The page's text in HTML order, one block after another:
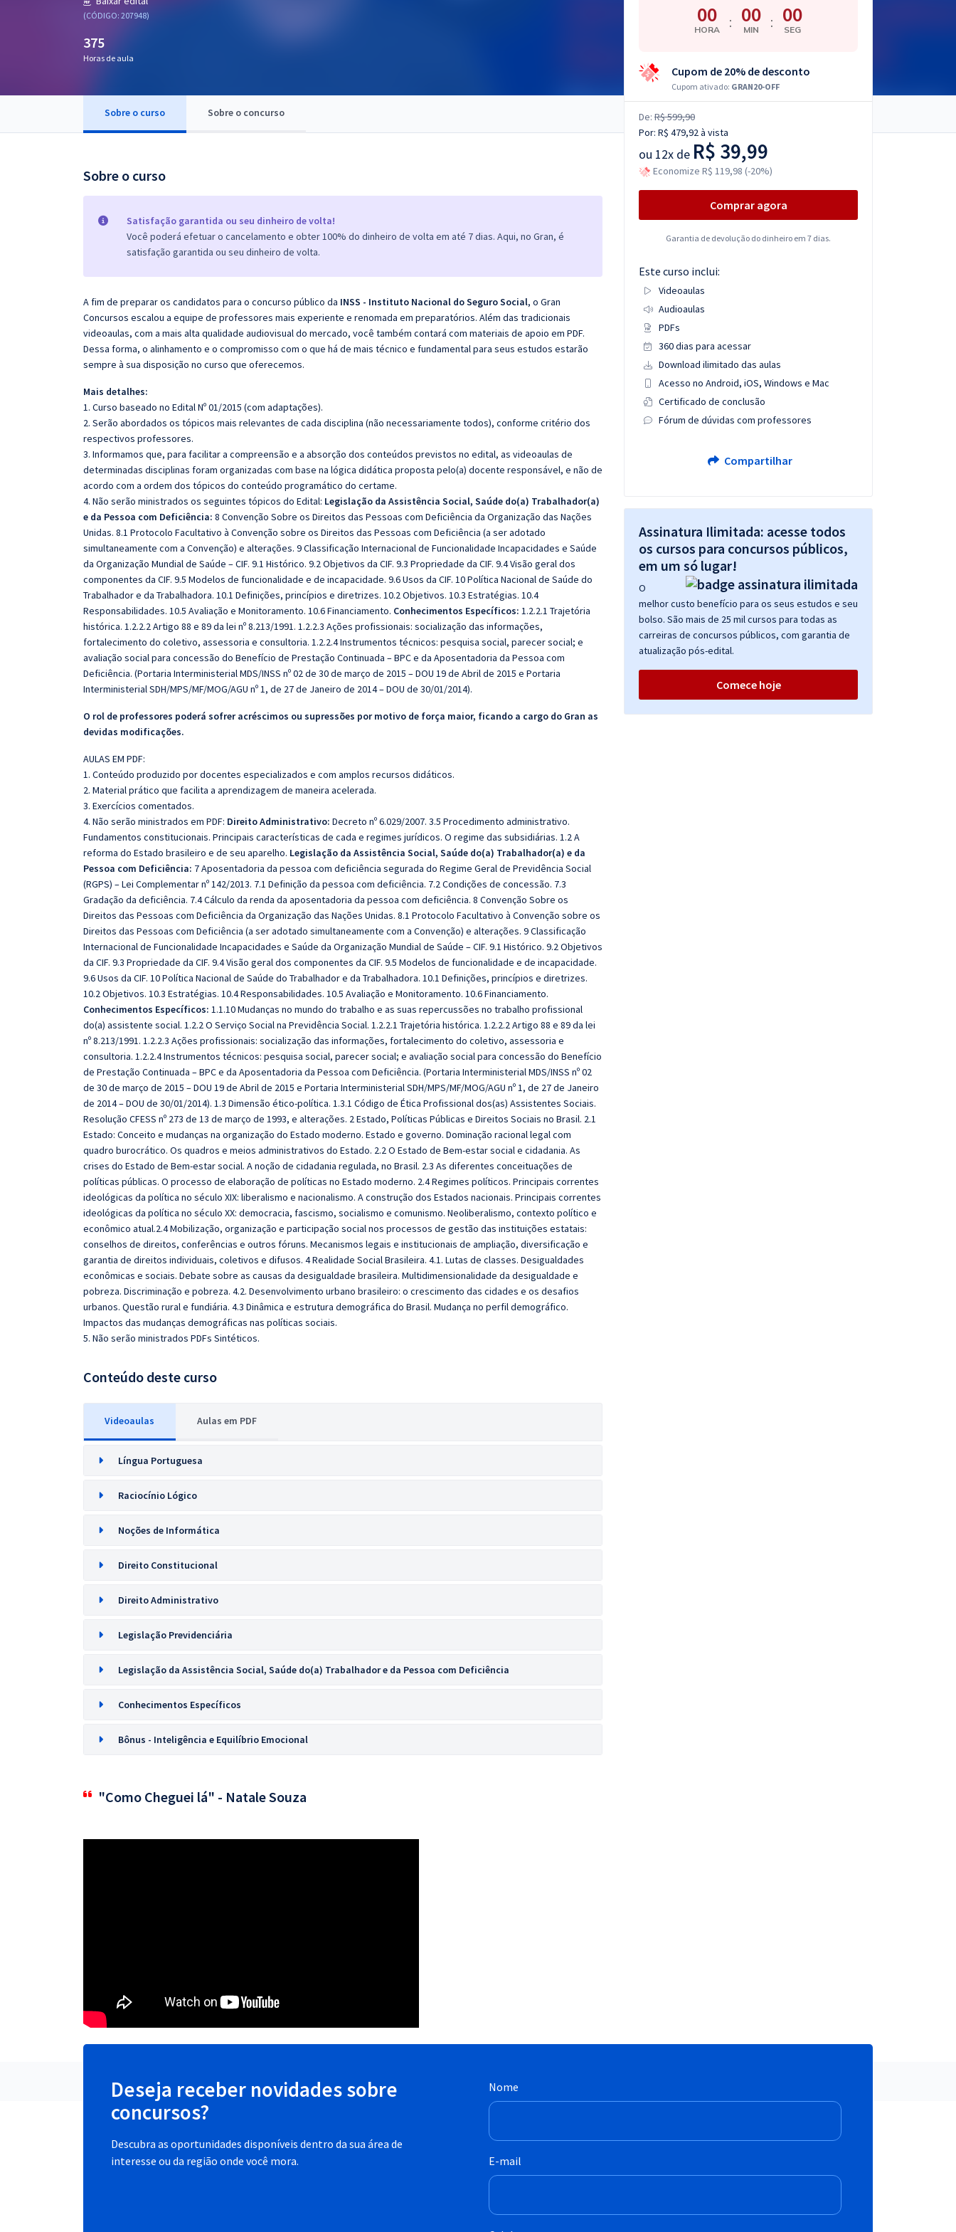
Conteúdo gratuito
(CÓDIGO: 207948)
375
Horas de aula
Sobre o curso Sobre o concurso
Sobre o curso
Satisfação garantida ou seu dinheiro de volta!
Você poderá efetuar o cancelamento e obter 100% do dinheiro de volta em até 7 dias. Aqui, no Gran, é
satisfação garantida ou seu dinheiro de volta.
A fim de preparar os candidatos para o concurso público da INSS - Instituto Nacional do Seguro Social, o Gran
Concursos escalou a equipe de professores mais experiente e renomada em preparatórios. Além das tradicionais
videoaulas, com a mais alta qualidade audiovisual do mercado, você também contará com materiais de apoio em PDF.
Dessa forma, o alinhamento e o compromisso com o que há de mais técnico e fundamental para seus estudos estarão
sempre à sua disposição no curso que oferecemos.
Mais detalhes:
1. Curso baseado no Edital Nº 01/2015 (com adaptações).
2. Serão abordados os tópicos mais relevantes de cada disciplina (não necessariamente todos), conforme critério dos
respectivos professores.
3. Informamos que, para facilitar a compreensão e a absorção dos conteúdos previstos no edital, as videoaulas de
determinadas disciplinas foram organizadas com base na lógica didática proposta pelo(a) docente responsável, e não de
acordo com a ordem dos tópicos do conteúdo programático do certame.
4. Não serão ministrados os seguintes tópicos do Edital: Legislação da Assistência Social, Saúde do(a) Trabalhador(a)
e da Pessoa com Deficiência: 8 Convenção Sobre os Direitos das Pessoas com Deficiência da Organização das Nações
Unidas. 8.1 Protocolo Facultativo à Convenção sobre os Direitos das Pessoas com Deficiência (a ser adotado
simultaneamente com a Convenção) e alterações. 9 Classificação Internacional de Funcionalidade Incapacidades e Saúde
da Organização Mundial de Saúde – CIF. 9.1 Histórico. 9.2 Objetivos da CIF. 9.3 Propriedade da CIF. 9.4 Visão geral dos
componentes da CIF. 9.5 Modelos de funcionalidade e de incapacidade. 9.6 Usos da CIF. 10 Política Nacional de Saúde do
Trabalhador e da Trabalhadora. 10.1 Definições, princípios e diretrizes. 10.2 Objetivos. 10.3 Estratégias. 10.4
Responsabilidades. 10.5 Avaliação e Monitoramento. 10.6 Financiamento. Conhecimentos Específicos: 1.2.2.1 Trajetória
histórica. 1.2.2.2 Artigo 88 e 89 da lei nº 8.213/1991. 1.2.2.3 Ações profissionais: socialização das informações,
fortalecimento do coletivo, assessoria e consultoria. 1.2.2.4 Instrumentos técnicos: pesquisa social, parecer social; e
avaliação social para concessão do Benefício de Prestação Continuada – BPC e da Aposentadoria da Pessoa com
Deficiência. (Portaria Interministerial MDS/INSS nº 02 de 30 de março de 2015 – DOU 19 de Abril de 2015 e Portaria
Interministerial SDH/MPS/MF/MOG/AGU nº 1, de 27 de Janeiro de 2014 – DOU de 30/01/2014).
O rol de professores poderá sofrer acréscimos ou supressões por motivo de força maior, ficando a cargo do Gran as
devidas modificações.
AULAS EM PDF:
1. Conteúdo produzido por docentes especializados e com amplos recursos didáticos.
2. Material prático que facilita a aprendizagem de maneira acelerada.
3. Exercícios comentados.
4. Não serão ministrados em PDF: Direito Administrativo: Decreto nº 6.029/2007. 3.5 Procedimento administrativo.
Fundamentos constitucionais. Principais características de cada e regimes jurídicos. O regime das subsidiárias. 1.2 A
reforma do Estado brasileiro e de seu aparelho. Legislação da Assistência Social, Saúde do(a) Trabalhador(a) e da
Pessoa com Deficiência: 7 Aposentadoria da pessoa com deficiência segurada do Regime Geral de Previdência Social
(RGPS) – Lei Complementar nº 142/2013. 7.1 Definição da pessoa com deficiência. 7.2 Condições de concessão. 7.3
Gradação da deficiência. 7.4 Cálculo da renda da aposentadoria da pessoa com deficiência. 8 Convenção Sobre os
Direitos das Pessoas com Deficiência da Organização das Nações Unidas. 8.1 Protocolo Facultativo à Convenção sobre os
Direitos das Pessoas com Deficiência (a ser adotado simultaneamente com a Convenção) e alterações. 9 Classificação
Internacional de Funcionalidade Incapacidades e Saúde da Organização Mundial de Saúde – CIF. 9.1 Histórico. 9.2 Objetivos
da CIF. 9.3 Propriedade da CIF. 9.4 Visão geral dos componentes da CIF. 9.5 Modelos de funcionalidade e de incapacidade.
9.6 Usos da CIF. 10 Política Nacional de Saúde do Trabalhador e da Trabalhadora. 10.1 Definições, princípios e diretrizes.
10.2 Objetivos. 10.3 Estratégias. 10.4 Responsabilidades. 10.5 Avaliação e Monitoramento. 10.6 Financiamento.
Conhecimentos Específicos: 1.1.10 Mudanças no mundo do trabalho e as suas repercussões no trabalho profissional
do(a) assistente social. 1.2.2 O Serviço Social na Previdência Social. 1.2.2.1 Trajetória histórica. 1.2.2.2 Artigo 88 e 89 da lei
nº 8.213/1991. 1.2.2.3 Ações profissionais: socialização das informações, fortalecimento do coletivo, assessoria e
consultoria. 1.2.2.4 Instrumentos técnicos: pesquisa social, parecer social; e avaliação social para concessão do Benefício
de Prestação Continuada – BPC e da Aposentadoria da Pessoa com Deficiência. (Portaria Interministerial MDS/INSS nº 02
de 30 de março de 2015 – DOU 19 de Abril de 2015 e Portaria Interministerial SDH/MPS/MF/MOG/AGU nº 1, de 27 de Janeiro
de 2014 – DOU de 30/01/2014). 1.3 Dimensão ético-política. 1.3.1 Código de Ética Profissional dos(as) Assistentes Sociais.
Resolução CFESS nº 273 de 13 de março de 1993, e alterações. 2 Estado, Políticas Públicas e Direitos Sociais no Brasil. 2.1
Estado: Conceito e mudanças na organização do Estado moderno. Estado e governo. Dominação racional legal com
quadro burocrático. Os quadros e meios administrativos do Estado. 2.2 O Estado de Bem-estar social e cidadania. As
crises do Estado de Bem-estar social. A noção de cidadania regulada, no Brasil. 2.3 As diferentes conceituações de
políticas públicas. O processo de elaboração de políticas no Estado moderno. 2.4 Regimes políticos. Principais correntes
ideológicas da política no século XIX: liberalismo e nacionalismo. A construção dos Estados nacionais. Principais correntes
ideológicas da política no século XX: democracia, fascismo, socialismo e comunismo. Neoliberalismo, contexto político e
econômico atual.2.4 Mobilização, organização e participação social nos processos de gestão das instituições estatais:
conselhos de direitos, conferências e outros fóruns. Mecanismos legais e institucionais de ampliação, diversificação e
garantia de direitos individuais, coletivos e difusos. 4 Realidade Social Brasileira. 4.1. Lutas de classes. Desigualdades
econômicas e sociais. Debate sobre as causas da desigualdade brasileira. Multidimensionalidade da desigualdade e
pobreza. Discriminação e pobreza. 4.2. Desenvolvimento urbano brasileiro: o crescimento das cidades e os desafios
urbanos. Questão rural e fundiária. 4.3 Dinâmica e estrutura demográfica do Brasil. Mudança no perfil demográfico.
Impactos das mudanças demográficas nas políticas sociais.
5. Não serão ministrados PDFs Sintéticos.
Conteúdo deste curso
Videoaulas Aulas em PDF
Língua Portuguesa
Raciocínio Lógico
Noções de Informática
Direito Constitucional
Direito Administrativo
Legislação Previdenciária
Legislação da Assistência Social, Saúde do(a) Trabalhador e da Pessoa com Deficiência
Conhecimentos Específicos
Bônus - Inteligência e Equilíbrio Emocional
"Como Cheguei lá" - Natale Souza
00
HORA : 00
MIN : 00
SEG
Cupom de 20% de desconto
Cupom ativado: GRAN20-OFF
De: R$ 599,90
Por: R$ 479,92à vista
ou 12x de R$ 39,99
Economize R$ 119,98 (-20%)
Comprar agora
Garantia de devolução do dinheiro em 7 dias.
Este curso inclui:
Videoaulas
Audioaulas
PDFs
360 dias para acessar
Download ilimitado das aulas
Acesso no Android, iOS, Windows e Mac
Certificado de conclusão
Fórum de dúvidas com professores
Compartilhar
Assinatura Ilimitada: acesse todos
os cursos para concursos públicos,
em um só lugar!
O
melhor custo benefício para os seus estudos e seu
bolso. São mais de 25 mil cursos para todas as
carreiras de concursos públicos, com garantia de
atualização pós-edital.
Comece hoje
Deseja receber novidades sobre
concursos?
Descubra as oportunidades disponíveis dentro da sua área de
interesse ou da região onde você mora.
Nome
E-mail